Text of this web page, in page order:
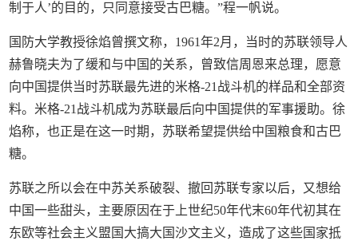
制于人’的目的，只同意接受古巴糖。”程一帆说。
国防大学教授徐焰曾撰文称，1961年2月，当时的苏联领导人
赫鲁晓夫为了缓和与中国的关系，曾致信周恩来总理，愿意
向中国提供当时苏联最先进的米格-21战斗机的样品和全部资
料。米格-21战斗机成为苏联最后向中国提供的军事援助。徐
焰称，也正是在这一时期，苏联希望提供给中国粮食和古巴
糖。
苏联之所以会在中苏关系破裂、撤回苏联专家以后，又想给
中国一些甜头，主要原因在于上世纪50年代末60年代初其在
东欧等社会主义盟国大搞大国沙文主义，造成了这些国家抵